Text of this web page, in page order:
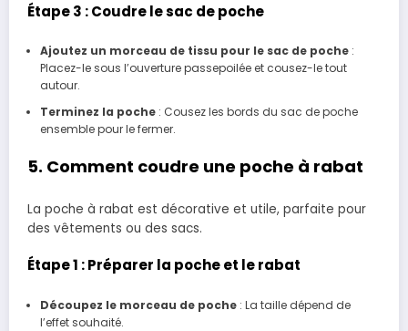
Étape 3 : Coudre le sac de poche
Ajoutez un morceau de tissu pour le sac de poche:
Placez-le sous l’ouverture passepoilée et cousez-le tout
autour.
Terminez la poche: Cousez les bords du sac de poche
ensemble pour le fermer.
5. Comment coudre une poche à rabat
La poche à rabat est décorative et utile, parfaite pour
des vêtements ou des sacs.
Étape 1 : Préparer la poche et le rabat
Découpez le morceau de poche: La taille dépend de
l’effet souhaité.